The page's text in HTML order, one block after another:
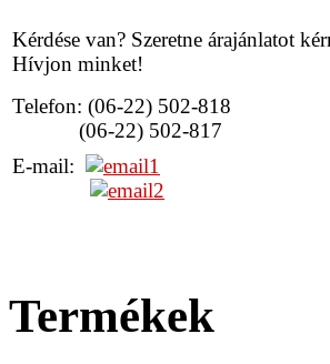
Kérdése van? Szeretne árajánlatot
Hívjon minket!
Telefon: (06-22) 502-818
(06-22) 502-817
E-mail:
Termékek